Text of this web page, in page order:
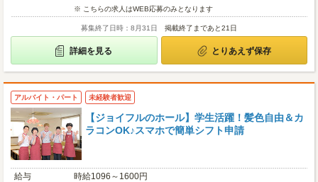
※ こちらの求人はWEB応募のみとなります
募集終了日時：8月31日 掲載終了まであと21日
詳細を見る とりあえず保存
アルバイト・パート 未経験者歓迎
【ジョイフルのホール】学生活躍！髪色自由＆カ
ラコンOK♪スマホで簡単シフト申請
給与
時給1096～1600円